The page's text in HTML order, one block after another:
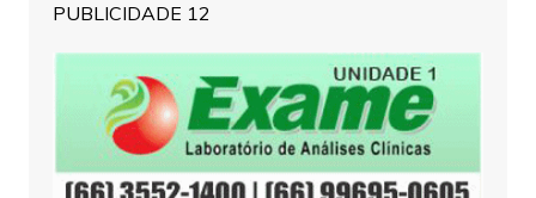
PUBLICIDADE 12